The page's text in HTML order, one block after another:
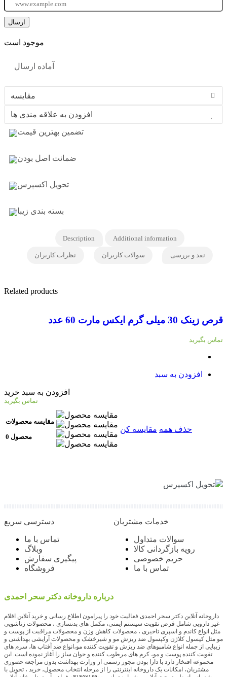
موجود است
آماده ارسال
مقایسه
افزودن به علاقه مندی ها
تضمین بهترین قیمت
ضمانت اصل بودن
تحویل اکسپرس
بسته بندی زیبا
Description Additional information
نظرات کاربران سوالات کاربران نقد و بررسی
Related products
قرص زینک 30 میلی گرم ایکس مارت 60 عدد
تماس بگیرید
افزودن به سبد
افزودن به سبد خرید
تماس بگیرید
مقایسه محصولات
0 محصول
حذف همه مقایسه کن
تحویل اکسپرس
دسترسی سریع
تماس با ما
وبلاگ
پیگیری سفارش
فروشگاه
خدمات مشتریان
سوالات متداول
رویه بازگردانی کالا
حریم خصوصی
تماس با ما
درباره داروخانه دکتر سحر احمدی
داروخانه آنلاین دکتر سحر احمدی فعالیت خود را پیرامون اطلاع رسانی و خرید آنلاین اقلام
غیر دارویی شامل قرص تقویت سیستم ایمنی، مکمل های بدنسازی ، محصولات زناشویی
مثل انواع کاندم و اسپری تاخیری ، محصولات کاهش وزن و محصولات مراقبت از پوست و
مو مثل کپسول کلاژن وکپسول ضد ریزش مو و شیرخشک و محصولات آرایشی بهداشتی و
زیبایی از جمله انواع شامپوهای ضد ریزش و تقویت کننده مو،انواع ضد آفتاب ها، سرم های
تقویت کننده پوست و مو، کرم های مرطوب کننده و جوان ساز را آغاز نموده است. این
مجموعه افتخار دارد با دارا بودن مجوز رسمی از وزارت بهداشت بدون مراجعه حضوری
مشتریان، امکانات یک داروخانه اینترنتی را از مرحله انتخاب محصول، خرید ، تحویل با